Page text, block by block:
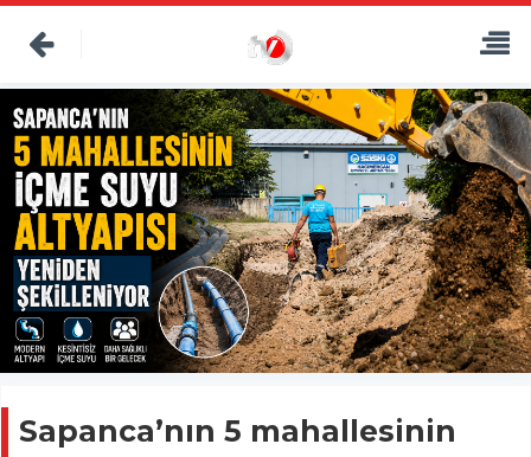
Sapanca’nın 5 mahallesinin